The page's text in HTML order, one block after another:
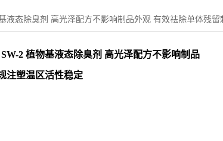
液态除臭剂 高光泽配方不影响制品外观 有效祛除单体残
2 植物基液态除臭剂 高光泽配方不影响制品
注塑温区活性稳定